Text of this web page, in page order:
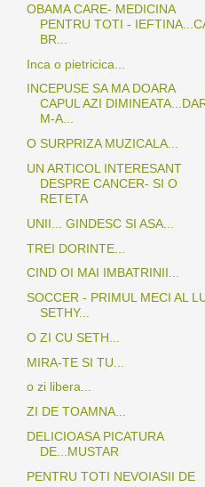
OBAMA CARE- MEDICINA
PENTRU TOTI -
BR...
Inca o pietricica...
INCEPUSE SA MA DOARA
CAPUL AZI
M-A...
O SURPRIZA MUZICALA...
UN ARTICOL INTERESANT
DESPRE CANCER- SI O
RETETA
UNII... GINDESC SI ASA...
TREI DORINTE...
CIND OI MAI IMBATRINII...
SOCCER - PRIMUL MECI AL
SETHY...
O ZI CU SETH...
MIRA-TE SI TU...
o zi libera...
ZI DE TOAMNA...
DELICIOASA PICATURA
DE...MUSTAR
PENTRU TOTI NEVOIASII DE